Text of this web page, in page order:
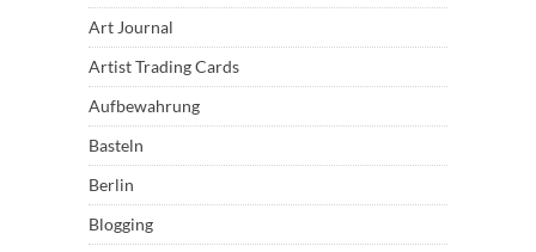
Art Journal
Artist Trading Cards
Aufbewahrung
Basteln
Berlin
Blogging